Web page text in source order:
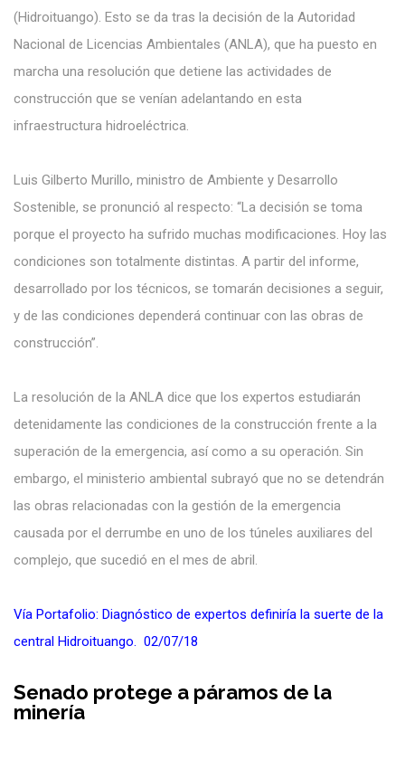
(Hidroituango). Esto se da tras la decisión de la Autoridad
Nacional de Licencias Ambientales (ANLA), que ha puesto en
marcha una resolución que detiene las actividades de
construcción que se venían adelantando en esta
infraestructura hidroeléctrica.
Luis Gilberto Murillo, ministro de Ambiente y Desarrollo
Sostenible, se pronunció al respecto: “La decisión se toma
porque el proyecto ha sufrido muchas modificaciones. Hoy las
condiciones son totalmente distintas. A partir del informe,
desarrollado por los técnicos, se tomarán decisiones a seguir,
y de las condiciones dependerá continuar con las obras de
construcción”.
La resolución de la ANLA dice que los expertos estudiarán
detenidamente las condiciones de la construcción frente a la
superación de la emergencia, así como a su operación. Sin
embargo, el ministerio ambiental subrayó que no se detendrán
las obras relacionadas con la gestión de la emergencia
causada por el derrumbe en uno de los túneles auxiliares del
complejo, que sucedió en el mes de abril.
Vía Portafolio: Diagnóstico de expertos definiría la suerte de la
central Hidroituango. 02/07/18
Senado protege a páramos de la
minería